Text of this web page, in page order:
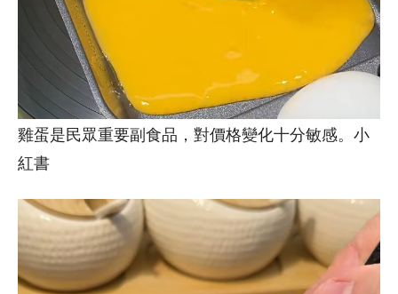
雞蛋是民眾重要副食品，對價格變化十分敏感。小
紅書